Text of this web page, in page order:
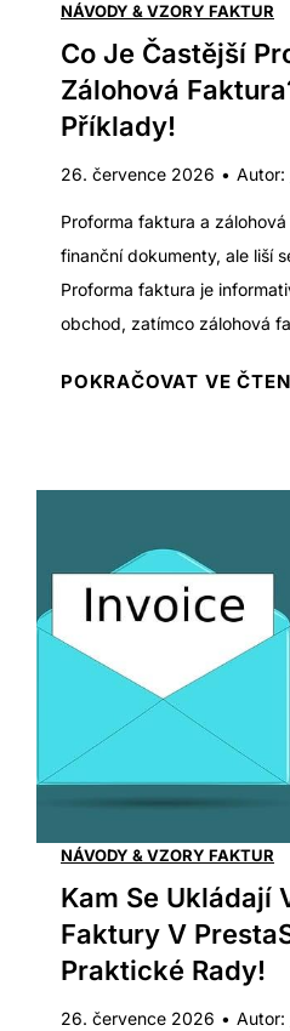
NÁVODY & VZORY FAKTUR
Co Je Častější
Zálohová
Příklady!
26. července 2026 • Autor:
Proforma faktura a
finanční dokumenty, ale liší
Proforma faktura je
obchod, zatímco zálohová
POKRAČOVAT VE
NÁVODY & VZORY FAKTUR
Kam Se Ukládají
Faktury V
Praktické Rady!
26. července 2026 • Autor: